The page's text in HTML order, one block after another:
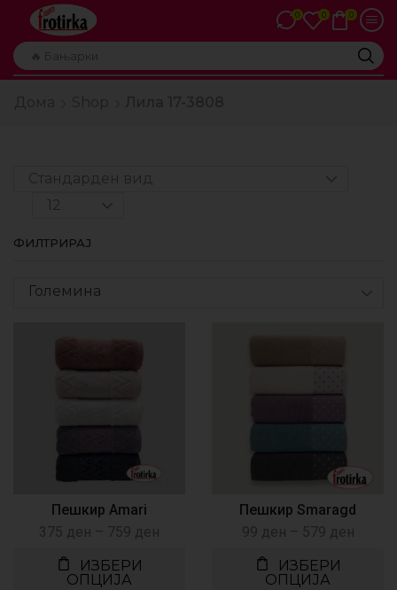
🔥 Бањарки
0 0 0
ФИЛТРИРАЈ
Големина
Пешкир Amari
375 ден – 759 ден
ИЗБЕРИ
ОПЦИЈА
Пешкир Smaragd
99 ден – 579 ден
ИЗБЕРИ
ОПЦИЈА